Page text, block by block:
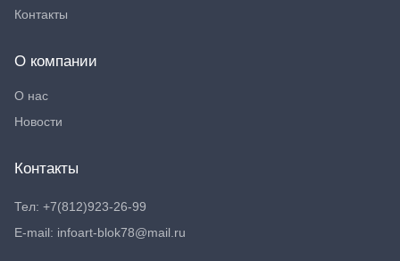
Контакты
О компании
О нас
Новости
Контакты
Тел: +7(812)923-26-99
E-mail: infoart-blok78@mail.ru